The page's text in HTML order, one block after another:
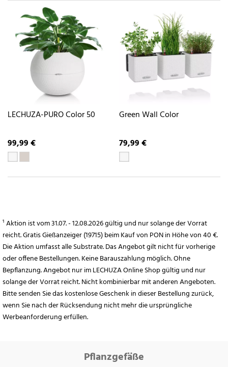
LECHUZA-PURO Color 50
99,99 €
Green Wall Color
79,99 €
¹ Aktion ist vom 31.07. - 12.08.2026 gültig und nur solange der Vorrat
reicht. Gratis Gießanzeiger (19715) beim Kauf von PON in Höhe von 40 €.
Die Aktion umfasst alle Substrate. Das Angebot gilt nicht für vorherige
oder offene Bestellungen. Keine Barauszahlung möglich. Ohne
Bepflanzung. Angebot nur im LECHUZA Online Shop gültig und nur
solange der Vorrat reicht. Nicht kombinierbar mit anderen Angeboten.
Bitte senden Sie das kostenlose Geschenk in dieser Bestellung zurück,
wenn Sie nach der Rücksendung nicht mehr die ursprüngliche
Werbeanforderung erfüllen.
Pflanzgefäße